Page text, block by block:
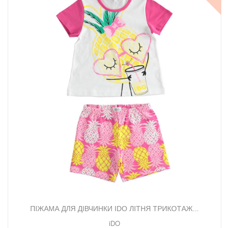
ПІЖАМА ДЛЯ ДІВЧИНКИ IDO ЛІТНЯ ТРИКОТАЖ...
iDO